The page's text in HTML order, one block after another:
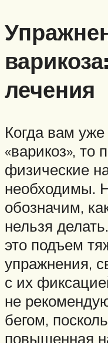
лечения
Когда вам уже
«варикоз», то
физические
необходимы.
обозначим,
нельзя
это подъем
упражнения,
с их
не
бегом,
повышенная